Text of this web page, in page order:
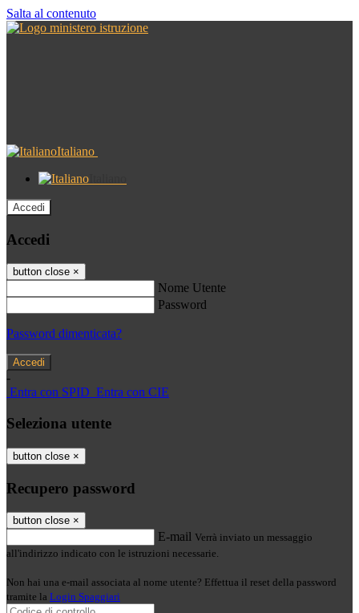
Salta al contenuto
Italiano
Accedi
Accedi
button close ×
Nome Utente
Password
Password dimenticata?
-
Entra con SPID Entra con CIE
Seleziona utente
button close ×
Recupero password
button close ×
E-mail Verrà inviato un messaggio
all'indirizzo indicato con le istruzioni necessarie.
Non hai una e-mail associata al nome utente? Effettua il reset della password
tramite la Login Spaggiari